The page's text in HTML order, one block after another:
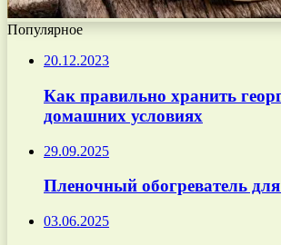
Популярное
20.12.2023
Как правильно хранить
домашних условиях
29.09.2025
Пленочный обогреватель
03.06.2025